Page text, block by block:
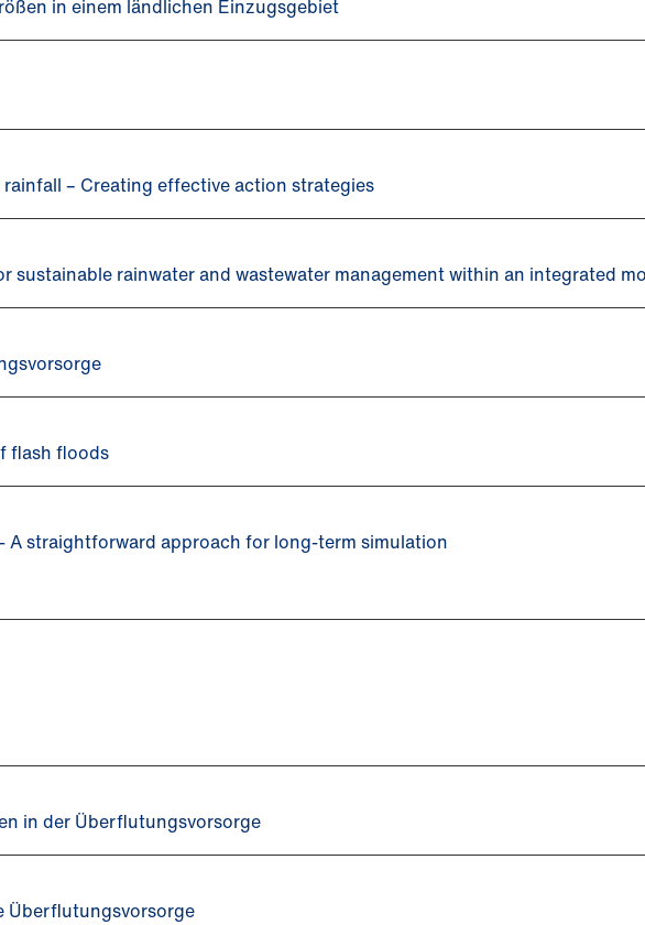
in einem ländlichen Einzugsgebiet
– Creating effective action strategies
rainwater and wastewater management within an integrated
flash floods
straightforward approach for long-term simulation
in der Überflutungsvorsorge
Überflutungsvorsorge